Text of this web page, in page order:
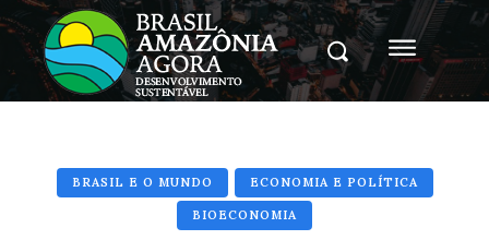
BRASIL E O MUNDO ECONOMIA E POLÍTICA
BIOECONOMIA